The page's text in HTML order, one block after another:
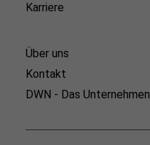
Karriere
Über uns
Kontakt
DWN - Das Unternehmen